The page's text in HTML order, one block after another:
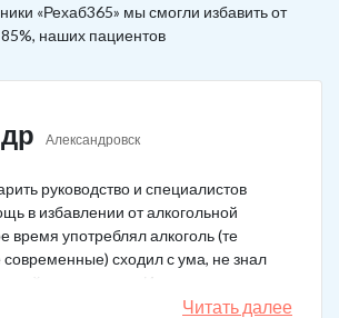
«Рехаб365» мы смогли избавить от
наших пациентов
Александровск
руководство и специалистов
в избавлении от алкогольной
время употреблял алкоголь (те
сходил с ума, не знал
зависимости. Искал тех кто
в интернете, позвонил, приехал.
Читать далее